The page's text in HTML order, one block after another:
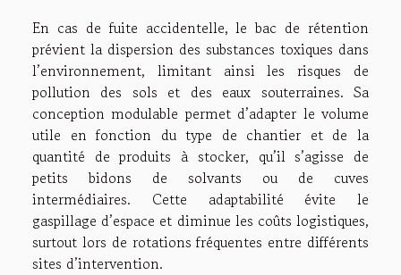
En cas de fuite accidentelle, le bac de rétention
prévient la dispersion des substances toxiques dans
l’environnement, limitant ainsi les risques de
pollution des sols et des eaux souterraines. Sa
conception modulable permet d’adapter le volume
utile en fonction du type de chantier et de la
quantité de produits à stocker, qu’il s’agisse de
petits bidons de solvants ou de cuves
intermédiaires. Cette adaptabilité évite le
gaspillage d’espace et diminue les coûts logistiques,
surtout lors de rotations fréquentes entre différents
sites d’intervention.